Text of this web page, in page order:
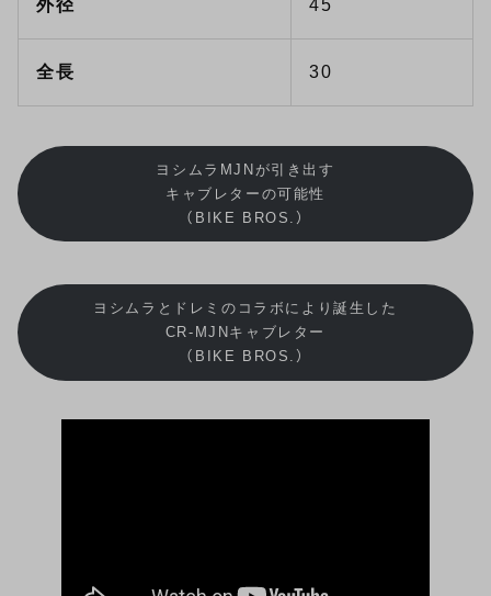
外径 45
全長 30
ヨシムラMJNが引き出す
キャブレターの可能性
（BIKE BROS.）
ヨシムラとドレミのコラボにより誕生した
CR-MJNキャブレター
（BIKE BROS.）